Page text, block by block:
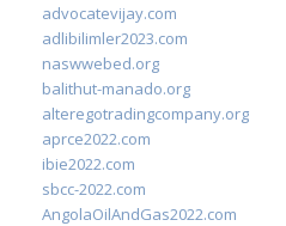
advocatevijay.com
adlibilimler2023.com
naswwebed.org
balithut-manado.org
alteregotradingcompany.org
aprce2022.com
ibie2022.com
sbcc-2022.com
AngolaOilAndGas2022.com